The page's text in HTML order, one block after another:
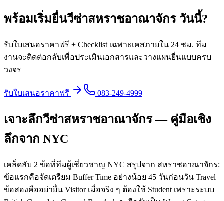
พร้อมเริ่มยื่นวีซ่าสหราชอาณาจักร วันนี้?
รับใบเสนอราคาฟรี + Checklist เฉพาะเคสภายใน 24 ชม. ทีม
งานจะติดต่อกลับเพื่อประเมินเอกสารและวางแผนยื่นแบบครบ
วงจร
รับใบเสนอราคาฟรี 083-249-4999
เจาะลึกวีซ่าสหราชอาณาจักร — คู่มือเชิง
ลึกจาก NYC
เคล็ดลับ 2 ข้อที่ทีมผู้เชี่ยวชาญ NYC สรุปจาก สหราชอาณาจักร:
ข้อแรกคือจัดเตรียม Buffer Time อย่างน้อย 45 วันก่อนวัน Travel
ข้อสองคืออย่ายื่น Visitor เมื่อจริง ๆ ต้องใช้ Student เพราะระบบ